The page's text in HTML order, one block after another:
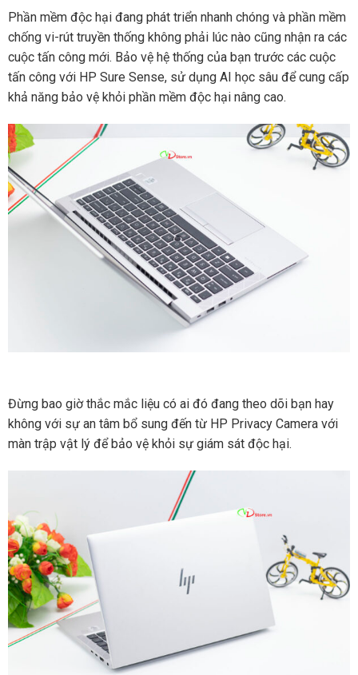
Phần mềm độc hại đang phát triển nhanh chóng và phần mềm
chống vi-rút truyền thống không phải lúc nào cũng nhận ra các
cuộc tấn công mới. Bảo vệ hệ thống của bạn trước các cuộc
tấn công với HP Sure Sense, sử dụng AI học sâu để cung cấp
khả năng bảo vệ khỏi phần mềm độc hại nâng cao.
Đừng bao giờ thắc mắc liệu có ai đó đang theo dõi bạn hay
không với sự an tâm bổ sung đến từ HP Privacy Camera với
màn trập vật lý để bảo vệ khỏi sự giám sát độc hại.